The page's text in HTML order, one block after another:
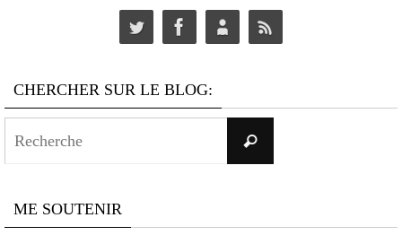
CHERCHER SUR LE BLOG:
Recherche
ME SOUTENIR